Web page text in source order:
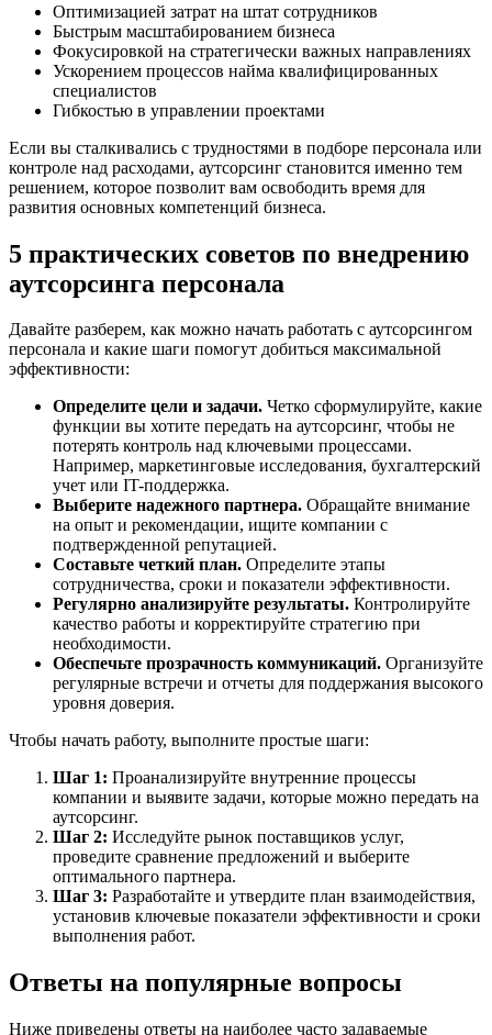
Оптимизацией затрат на штат сотрудников
Быстрым масштабированием бизнеса
Фокусировкой на стратегически важных направлениях
Ускорением процессов найма квалифицированных
специалистов
Гибкостью в управлении проектами
Если вы сталкивались с трудностями в подборе персонала или
контроле над расходами, аутсорсинг становится именно тем
решением, которое позволит вам освободить время для
развития основных компетенций бизнеса.
5 практических советов по внедрению
аутсорсинга персонала
Давайте разберем, как можно начать работать с аутсорсингом
персонала и какие шаги помогут добиться максимальной
эффективности:
Определите цели и задачи. Четко сформулируйте, какие
функции вы хотите передать на аутсорсинг, чтобы не
потерять контроль над ключевыми процессами.
Например, маркетинговые исследования, бухгалтерский
учет или IT-поддержка.
Выберите надежного партнера. Обращайте внимание
на опыт и рекомендации, ищите компании с
подтвержденной репутацией.
Составьте четкий план. Определите этапы
сотрудничества, сроки и показатели эффективности.
Регулярно анализируйте результаты. Контролируйте
качество работы и корректируйте стратегию при
необходимости.
Обеспечьте прозрачность коммуникаций. Организуйте
регулярные встречи и отчеты для поддержания высокого
уровня доверия.
Чтобы начать работу, выполните простые шаги:
Шаг 1: Проанализируйте внутренние процессы
компании и выявите задачи, которые можно передать на
аутсорсинг.
Шаг 2: Исследуйте рынок поставщиков услуг,
проведите сравнение предложений и выберите
оптимального партнера.
Шаг 3: Разработайте и утвердите план взаимодействия,
установив ключевые показатели эффективности и сроки
выполнения работ.
Ответы на популярные вопросы
Ниже приведены ответы на наиболее часто задаваемые